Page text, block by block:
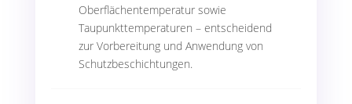
Kalibrierung und Visuelle Referenzhilfen
Wechselbare Sonden von
Oberflächentemperatur sowie
Taupunkttemperaturen – entscheidend
zur Vorbereitung und Anwendung von
Schutzbeschichtungen.